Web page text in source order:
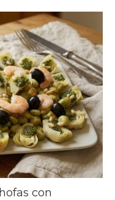
con